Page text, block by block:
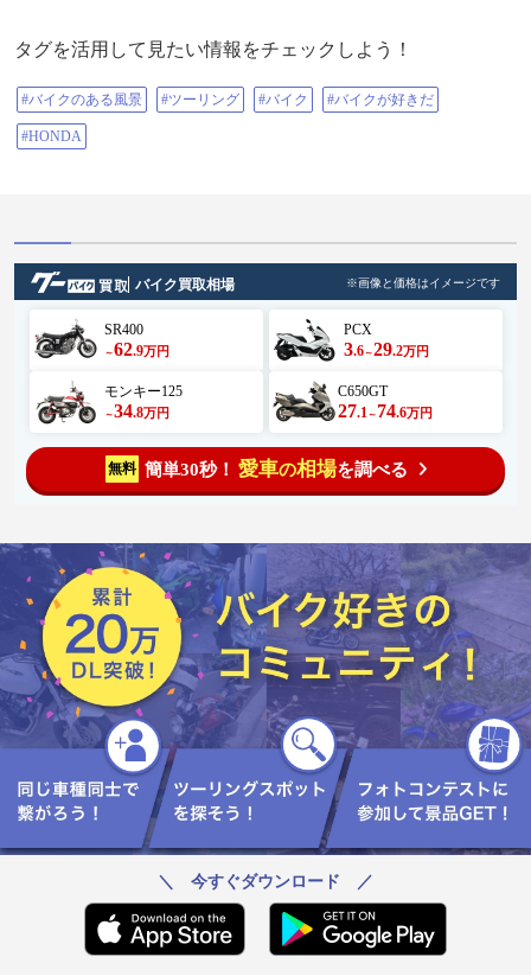
タグを活用して見たい情報をチェックしよう！
#バイクのある風景 #ツーリング #バイク #バイクが好きだ
#HONDA
バイク買取相場 ※画像と価格はイメージです
SR400
～62.9万円
PCX
3.6～29.2万円
モンキー125
～34.8万円
C650GT
27.1 ～ 74.6万円
無料 簡単30秒！ 愛車の相場を調べる
＼ 今すぐダウンロード ／